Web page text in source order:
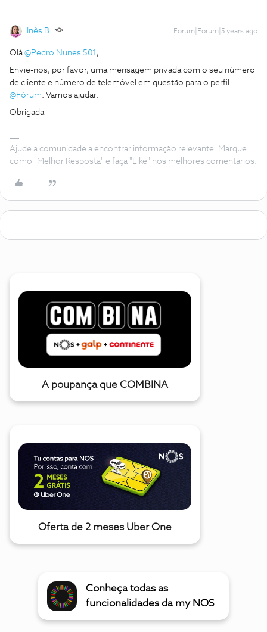
Inês B. Forum|Forum|5 years ago
Olá@Pedro Nunes 501 ,
Envie-nos, por favor, uma mensagem privada com o seu número
de cliente e número de telemóvel em questão para o perfil
@Fórum. Vamos ajudar.
Obrigada
Ajude a comunidade a encontrar informação relevante. Marque
como "Melhor Resposta" e faça "Like" nos melhores comentários.
A poupança que COMBINA
Oferta de 2 meses Uber One
Conheça todas as
funcionalidades da my NOS